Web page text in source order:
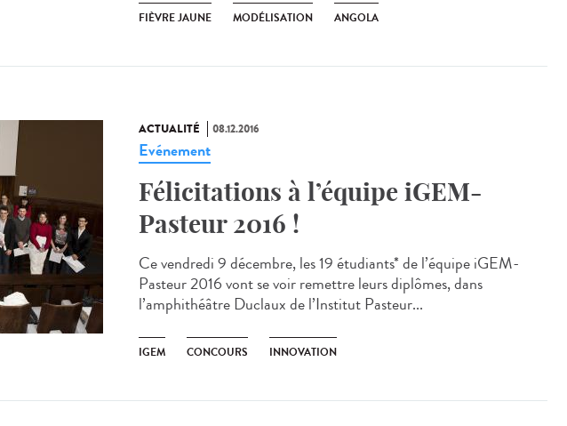
FIÈVRE JAUNE MODÉLISATION ANGOLA
ACTUALITÉ 08.12.2016
Evénement
Félicitations à l’équipe iGEM-
Pasteur 2016 !
Ce vendredi 9 décembre, les 19 étudiants* de l’équipe iGEM-
Pasteur 2016 vont se voir remettre leurs diplômes, dans
l’amphithéâtre Duclaux de l’Institut Pasteur...
IGEM CONCOURS INNOVATION